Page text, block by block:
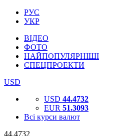
РУС
УКР
ВІДЕО
ФОТО
НАЙПОПУЛЯРНІШІ
СПЕЦПРОЕКТИ
USD
USD 44.4732
EUR 51.3093
Всі курси валют
44.4732